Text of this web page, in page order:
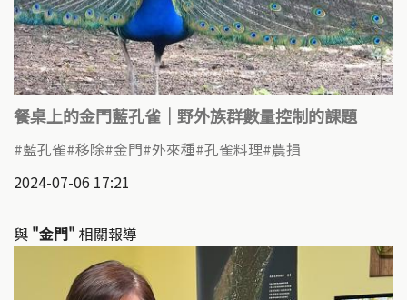
餐桌上的金門藍孔雀｜野外族群數量控制的課題
藍孔雀 移除 金門 外來種 孔雀料理 農損
2024-07-06 17:21
與 "金門" 相關報導